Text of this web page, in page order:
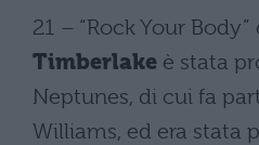
21 – “Rock Your Body”
Timberlake è stata
Neptunes, di cui fa
Williams, ed era stata